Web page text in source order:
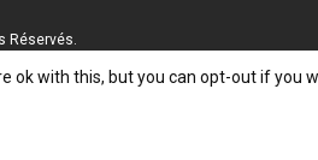
Réservés.
ok with this, but you can opt-out if you